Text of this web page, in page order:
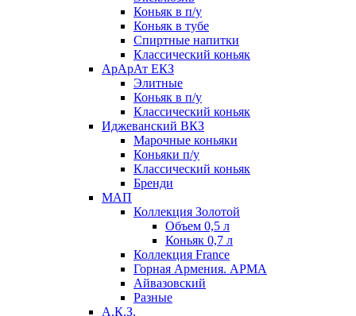
Коньяк в п/у
Коньяк в тубе
Спиртные напитки
Классический коньяк
АрАрАт ЕКЗ
Элитные
Коньяк в п/у
Классический коньяк
Иджеванский ВКЗ
Марочные коньяки
Коньяки п/у
Классический коньяк
Бренди
МАП
Коллекция Золотой
Объем 0,5 л
Коньяк 0,7 л
Коллекция France
Горная Армения. АРМА
Айвазовский
Разные
А.К.З.